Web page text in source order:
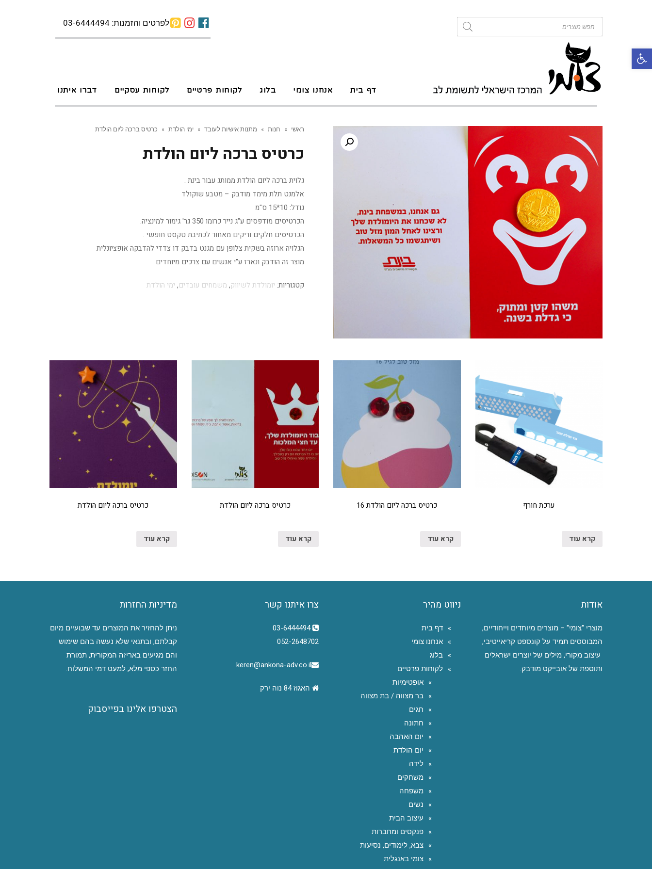
פתח סרגל נגישות
לפרטים והזמנות: 03-6444494
דף בית אנחנו צומי בלוג לקוחות פרטיים לקוחות עסקיים דברו איתנו
ראשי » חנות » מתנות אישיות לעובד » ימי הולדת » כרטיס ברכה ליום הולדת
כרטיס ברכה ליום הולדת
גלוית ברכה ליום הולדת ממותג עבור בינת .
אלמנט תלת מימד מודבק – מטבע שוקולד
גודל: 10*15 ס"מ
הכרטיסים מודפסים ע"ג נייר כרומו 350 גר' גימור למינציה.
הכרטיסים חלקים וריקים מאחור לכתיבת טקסט חופשי .
הגלויה ארוזה בשקית צלופן עם מגנט בדבק דו צדדי להדבקה אופציונלית
מוצר זה הודבק ונארז ע"י אנשים עם צרכים מיוחדים
קטגוריות: יומולדת לשיווק, משמחים עובדים, ימי הולדת
ערכת חורף
קרא עוד
כרטיס ברכה ליום הולדת 16
קרא עוד
כרטיס ברכה ליום הולדת
קרא עוד
כרטיס ברכה ליום הולדת
קרא עוד
אודות
מוצרי "צומי" – מוצרים מיוחדים וייחודיים,
המבוססים תמיד על קונספט קריאייטיבי,
עיצוב מקורי, מילים של יוצרים ישראלים
ותוספת של אובייקט מודבק.
ניווט מהיר
דף בית
אנחנו צומי
בלוג
לקוחות פרטיים
אופטימיות
בר מצווה / בת מצווה
חגים
חתונה
יום האהבה
יום הולדת
לידה
משחקים
משפחה
נשים
עיצוב הבית
פנקסים ומחברות
צבא, לימודים, נסיעות
צומי באנגלית
צרו איתנו קשר
03-6444494
052-2648702
keren@ankona-adv.co.il
האגוז 84 נוה ירק
מדיניות החזרות
ניתן להחזיר את המוצרים עד שבועיים מיום
קבלתם, ובתנאי שלא נעשה בהם שימוש
והם מגיעים באריזה המקורית, תמורת
החזר כספי מלא, למעט דמי המשלוח.
הצטרפו אלינו בפייסבוק